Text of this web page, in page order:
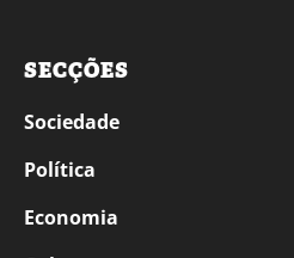
SECÇÕES
Sociedade
Política
Economia